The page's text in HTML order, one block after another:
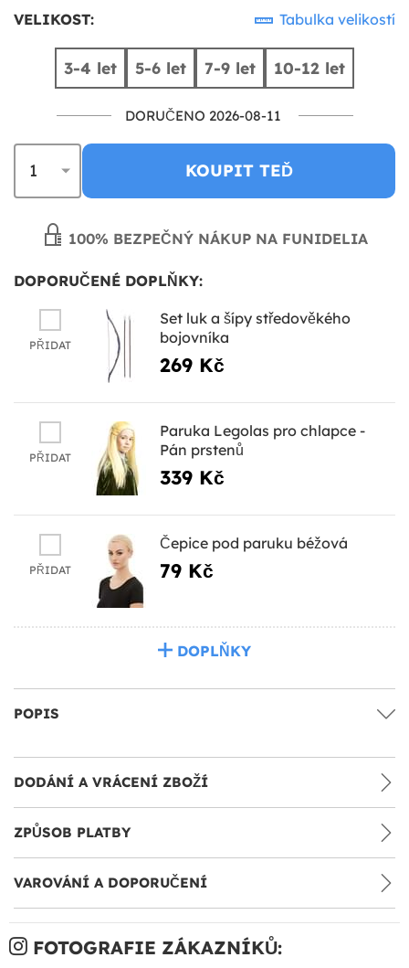
VELIKOST: Tabulka velikostí
3-4 let 5-6 let 7-9 let 10-12 let
DORUČENO 2026-08-11
KOUPIT TEĎ
100% BEZPEČNÝ NÁKUP NA FUNIDELIA
DOPORUČENÉ DOPLŇKY:
PŘIDAT
Set luk a šípy středověkého
bojovníka
269 Kč
PŘIDAT
Paruka Legolas pro chlapce -
Pán prstenů
339 Kč
PŘIDAT
Čepice pod paruku béžová
79 Kč
DOPLŇKY
POPIS
DODÁNÍ A VRÁCENÍ ZBOŽÍ
ZPŮSOB PLATBY
VAROVÁNÍ A DOPORUČENÍ
FOTOGRAFIE ZÁKAZNÍKŮ: